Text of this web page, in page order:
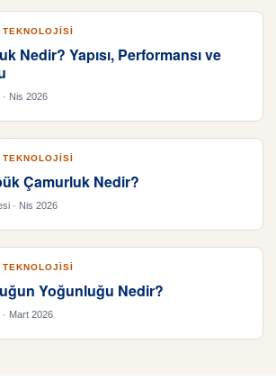
TEKNOLOJISI
Nedir? Yapısı, Performansı ve
Nis 2026
TEKNOLOJISI
Çamurluk Nedir?
· Nis 2026
TEKNOLOJISI
Yoğunluğu Nedir?
Mart 2026